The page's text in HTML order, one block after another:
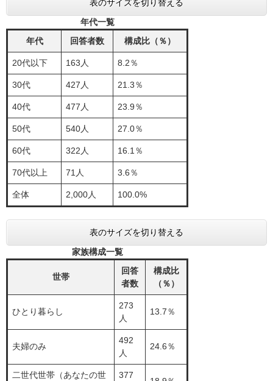
表のサイズを切り替える
年代一覧
年代
回答者数 構成比（％）
20代以下 163人 8.2％
30代 427人 21.3％
40代 477人 23.9％
50代 540人 27.0％
60代 322人 16.1％
70代以上 71人 3.6％
全体 2,000人 100.0%
表のサイズを切り替える
家族構成一覧
世帯
回答
者数
構成比
（％）
ひとり暮らし
273
人
13.7％
夫婦のみ
492
人
24.6％
二世代世帯（あなたの世
377